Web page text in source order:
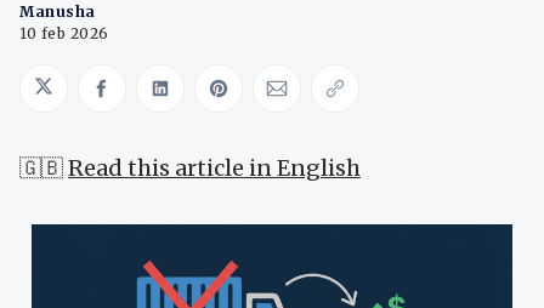
Manusha
10 feb 2026
Share on Twitter
Share on Facebook
Share on LinkedIn
Share on Pinterest
Share via Email
Copy link
🇬🇧Read this article in English